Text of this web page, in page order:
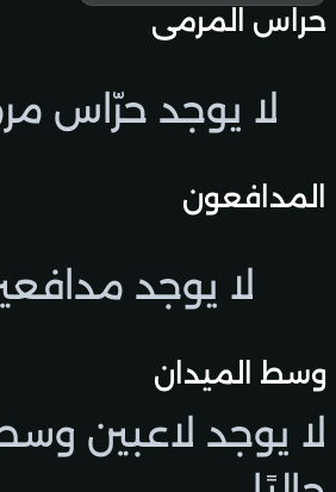
حراس المرمى
لا يوجد حرّاس
المدافعون
لا يوجد
وسط الميدان
لا يوجد لاعبين